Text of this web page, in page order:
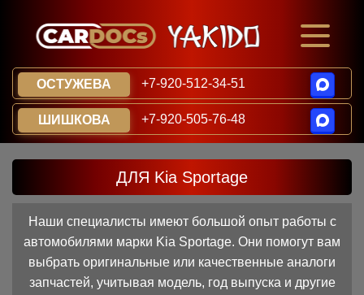
ОСТУЖЕВА +7-920-512-34-51
ШИШКОВА +7-920-505-76-48
ДЛЯ Kia Sportage
Наши специалисты имеют большой опыт работы с
автомобилями марки Kia Sportage. Они помогут вам
выбрать оригинальные или качественные аналоги
запчастей, учитывая модель, год выпуска и другие